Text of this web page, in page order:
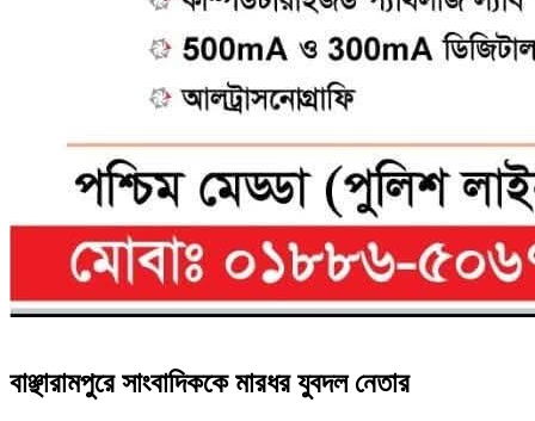
বাঞ্ছারামপুরে সাংবাদিককে মারধর যুবদল নেতার